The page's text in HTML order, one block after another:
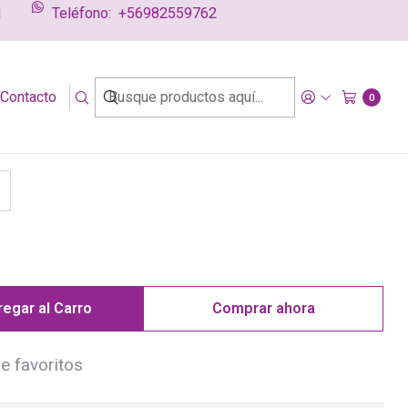
Contacto 0
Teléfono: +56982559762
y de lactancia angel
al Carro Comprar ahora
favoritos